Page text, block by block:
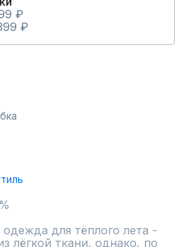
₽
₽
для тёплого лета -
лёгкой ткани, однако, по